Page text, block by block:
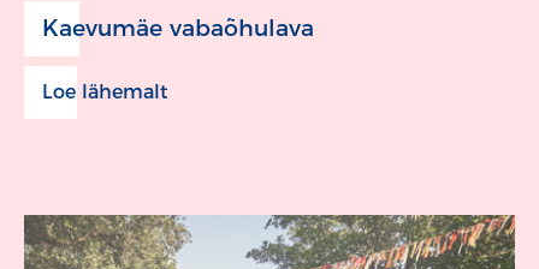
Kaevumäe vabaõhulava
Loe lähemalt